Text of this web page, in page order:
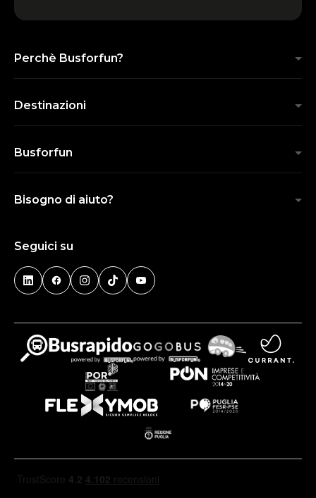
Perchè Busforfun?
Destinazioni
Busforfun
Bisogno di aiuto?
Seguici su